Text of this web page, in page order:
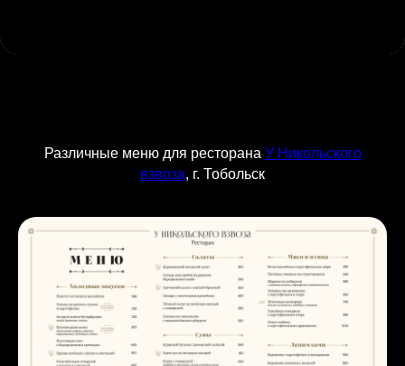
Различные меню для ресторана У Никольского
взвоза, г. Тобольск